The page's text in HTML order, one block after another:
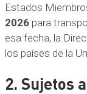
Estados
2026 para
esa fecha, la
los países de la
2. Sujetos